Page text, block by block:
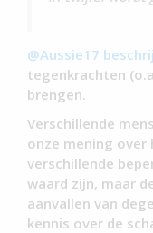
@Aussie17
tegenkrachten
brengen.
Verschillende
onze mening
verschillende
waard zijn, maar
aanvallen van
kennis over de